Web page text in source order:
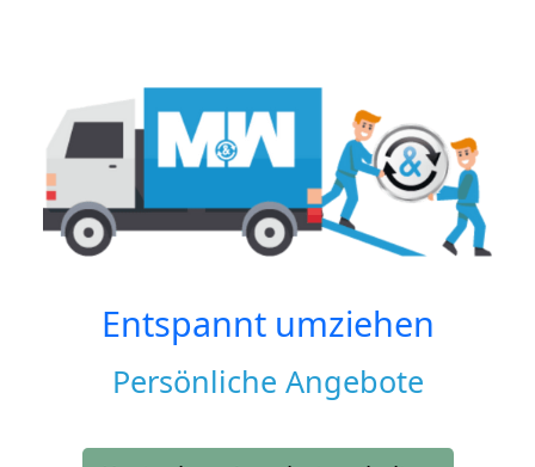
Entspannt umziehen
Persönliche Angebote